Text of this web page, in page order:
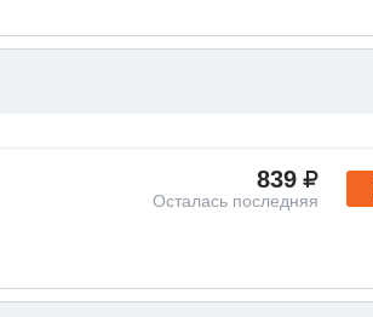
839
Осталась последняя